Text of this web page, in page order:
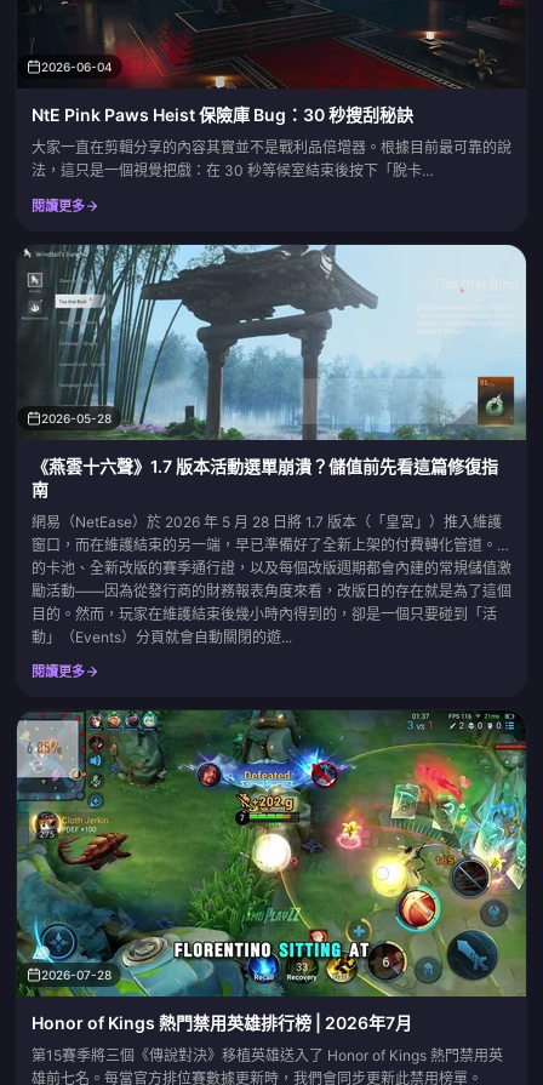
2026-06-04
NtE Pink Paws Heist 保險庫 Bug：30 秒搜刮秘訣
大家一直在剪輯分享的內容其實並不是戰利品倍增器。根據目前最可靠的說
法，這只是一個視覺把戲：在 30 秒等候室結束後按下「脫卡
（unstuck）」按鈕，Pink Paws Heist 中的每件物品就會閃爍金光，讓你
能更快發現戰利品。這不會帶來額外的 Fons，也從未是官方認可的功能。
此，在您為了追求這個 Bug 而浪費一次...
閱讀更多
2026-05-28
《燕雲十六聲》1.7 版本活動選單崩潰？儲值前先看這篇修復指
南
網易（NetEase）於 2026 年 5 月 28 日將 1.7 版本（「皇宮」）推入維護
窗口，而在維護結束的另一端，早已準備好了全新上架的付費轉化管道。新
的卡池、全新改版的賽季通行證，以及每個改版週期都會內建的常規儲值激
勵活動——因為從發行商的財務報表角度來看，改版日的存在就是為了這個
目的。然而，玩家在維護結束後幾小時內得到的，卻是一個只要碰到「活
動」（Events）分頁就會自動關閉的遊...
閱讀更多
2026-07-28
Honor of Kings 熱門禁用英雄排行榜 | 2026年7月
第15賽季將三個《傳說對決》移植英雄送入了 Honor of Kings 熱門禁用英
雄前七名。每當官方排位賽數據更新時，我們會同步更新此禁用榜單。